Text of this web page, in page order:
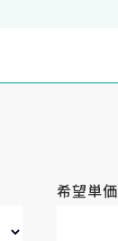
希望単価